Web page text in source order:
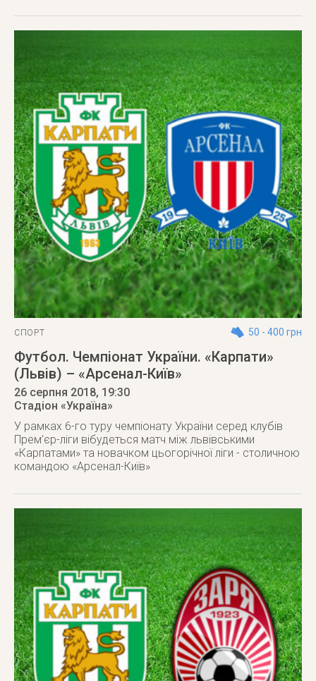
СПОРТ 50 - 400 грн
Футбол. Чемпіонат України. «Карпати»
(Львів) – «Арсенал-Київ»
26 серпня 2018, 19:30
Стадіон «Україна»
У рамках 6-го туру чемпіонату України серед клубів
Прем’єр-ліги вібудеться матч між львівськими
«Карпатами» та новачком цьогорічної ліги - столичною
командою «Арсенал-Київ»